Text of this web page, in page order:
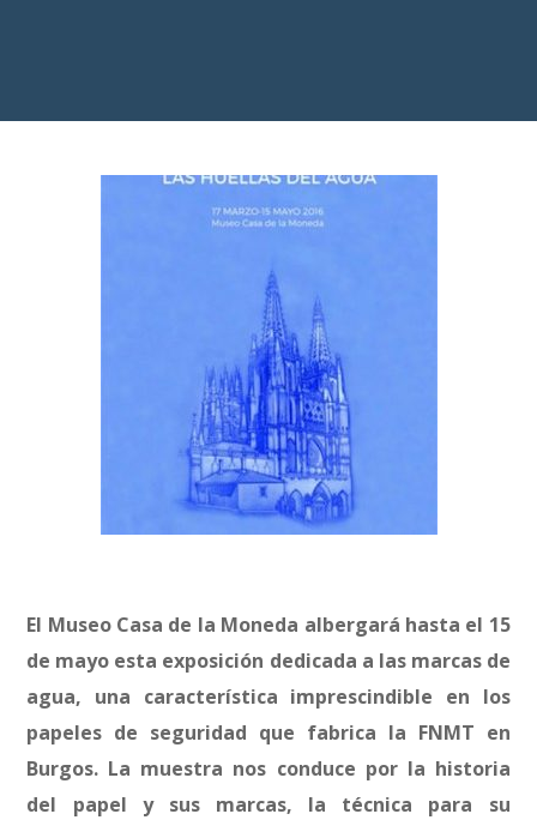
El Museo Casa de la Moneda albergará hasta el 15
de mayo esta exposición dedicada a las marcas de
agua, una característica imprescindible en los
papeles de seguridad que fabrica la FNMT en
Burgos. La muestra nos conduce por la historia
del papel y sus marcas, la técnica para su